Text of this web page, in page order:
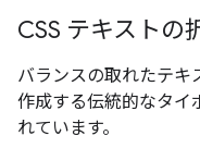
CSS テキストの
バランスの取れたテキ
作成する伝統的なタイ
れています。